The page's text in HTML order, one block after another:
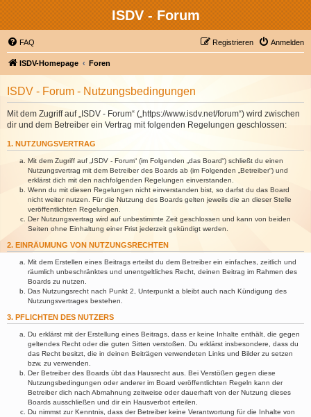
ISDV - Forum
FAQ Anmelden
Registrieren
ISDV-Homepage Foren
ISDV - Forum - Nutzungsbedingungen
Mit dem Zugriff auf „ISDV - Forum“ („https://www.isdv.net/forum“) wird zwischen
dir und dem Betreiber ein Vertrag mit folgenden Regelungen geschlossen:
1. NUTZUNGSVERTRAG
Mit dem Zugriff auf „ISDV - Forum“ (im Folgenden „das Board“) schließt du einen
Nutzungsvertrag mit dem Betreiber des Boards ab (im Folgenden „Betreiber“) und
erklärst dich mit den nachfolgenden Regelungen einverstanden.
Wenn du mit diesen Regelungen nicht einverstanden bist, so darfst du das Board
nicht weiter nutzen. Für die Nutzung des Boards gelten jeweils die an dieser Stelle
veröffentlichten Regelungen.
Der Nutzungsvertrag wird auf unbestimmte Zeit geschlossen und kann von beiden
Seiten ohne Einhaltung einer Frist jederzeit gekündigt werden.
2. EINRÄUMUNG VON NUTZUNGSRECHTEN
Mit dem Erstellen eines Beitrags erteilst du dem Betreiber ein einfaches, zeitlich und
räumlich unbeschränktes und unentgeltliches Recht, deinen Beitrag im Rahmen des
Boards zu nutzen.
Das Nutzungsrecht nach Punkt 2, Unterpunkt a bleibt auch nach Kündigung des
Nutzungsvertrages bestehen.
3. PFLICHTEN DES NUTZERS
Du erklärst mit der Erstellung eines Beitrags, dass er keine Inhalte enthält, die gegen
geltendes Recht oder die guten Sitten verstoßen. Du erklärst insbesondere, dass du
das Recht besitzt, die in deinen Beiträgen verwendeten Links und Bilder zu setzen
bzw. zu verwenden.
Der Betreiber des Boards übt das Hausrecht aus. Bei Verstößen gegen diese
Nutzungsbedingungen oder anderer im Board veröffentlichten Regeln kann der
Betreiber dich nach Abmahnung zeitweise oder dauerhaft von der Nutzung dieses
Boards ausschließen und dir ein Hausverbot erteilen.
Du nimmst zur Kenntnis, dass der Betreiber keine Verantwortung für die Inhalte von